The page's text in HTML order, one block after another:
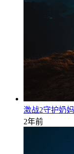
激战2守护奶
2年前